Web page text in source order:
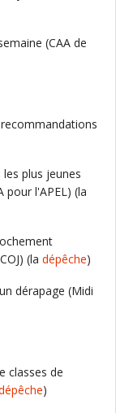
(CAA de
plus jeunes
pour l'APEL) (la
(la dépêche)
dérapage (Midi
classes de
)